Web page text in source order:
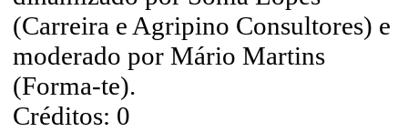
(Carreira e Agripino Consultores) e
moderado por Mário Martins
(Forma-te).
Créditos: 0